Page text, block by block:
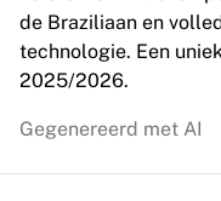
Charlotte Hornets
Chicago Bulls
LA Clippers
Portland Trail Blazers
Virtus Bologna
Top NBA-teams
de Braziliaan en
technologie. Een
2025/2026.
Gegenereerd met AI